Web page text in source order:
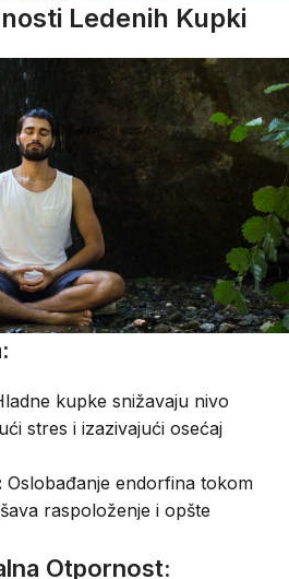
Ledenih Kupki
kupke snižavaju nivo
stres i izazivajući osećaj
Oslobađanje endorfina tokom
raspoloženje i opšte
Otpornost: